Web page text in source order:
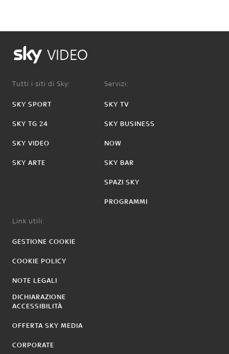
VIDEO
Tutti i siti di Sky:
SKY SPORT
SKY TG 24
SKY VIDEO
SKY ARTE
Servizi:
SKY TV
SKY BUSINESS
NOW
SKY BAR
SPAZI SKY
PROGRAMMI
Link utili:
GESTIONE COOKIE
COOKIE POLICY
NOTE LEGALI
DICHIARAZIONE
ACCESSIBILITÀ
OFFERTA SKY MEDIA
CORPORATE